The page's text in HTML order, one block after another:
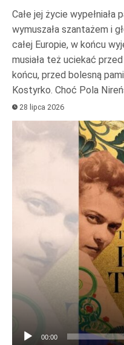
Całe jej życie
wymuszała szantażem i
całej Europie, w końcu
musiała też uciekać
końcu, przed bolesną
Kostyrko. Choć Pola
28 lipca 2026
plików
dźwiękowych
00:00